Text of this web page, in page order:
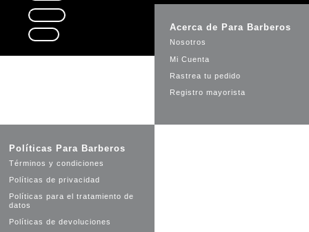
Seguir
Seguir
Acerca de Para Barberos
Nosotros
Mi Cuenta
Rastrea tu pedido
Registro mayorista
Políticas Para Barberos
Términos y condiciones
Políticas de privacidad
Políticas para el tratamiento de
datos
Políticas de devoluciones